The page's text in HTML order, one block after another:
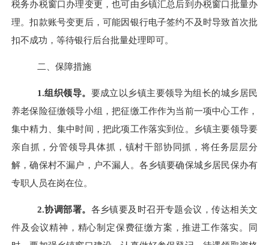
税务办税窗口办理变更，也可由乡镇汇总后到办税窗口批量办
理。扣款账号变更后，可能因银行电子签约不及时导致首次批
扣不成功，等待银行后台批量处理即可。
二、保障措施
1.组织领导。 要成立以乡镇主要领导为组长的城乡居民
养老保险征缴领导小组，把征缴工作作为当前一项中心工作，
集中精力、集中时间，把此项工作落实到位。乡镇主要领导要
亲自抓，分管领导具体抓，镇村干部协同抓，将任务层层分
解，确保村不漏户，户不漏人。各乡镇要确保城乡居民保办有
专职人员在岗在位。
2.协调部署。 各乡镇要及时召开专题会议，传达相关文
件及会议精神，精心制定保费征缴方案，推进工作落实。同